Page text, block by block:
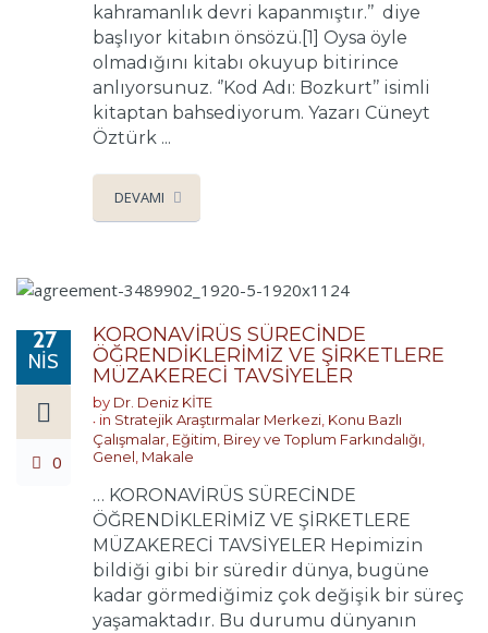
kahramanlık devri kapanmıştır.’’ diye
başlıyor kitabın önsözü.[1] Oysa öyle
olmadığını kitabı okuyup bitirince
anlıyorsunuz. ‘’Kod Adı: Bozkurt’’ isimli
kitaptan bahsediyorum. Yazarı Cüneyt
Öztürk ...
DEVAMI
27
NIS
0
KORONAVİRÜS SÜRECİNDE
ÖĞRENDİKLERİMİZ VE ŞİRKETLERE
MÜZAKERECİ TAVSİYELER
by Dr. Deniz KİTE
in Stratejik Araştırmalar Merkezi, Konu Bazlı
Çalışmalar, Eğitim, Birey ve Toplum Farkındalığı,
Genel, Makale
… KORONAVİRÜS SÜRECİNDE
ÖĞRENDİKLERİMİZ VE ŞİRKETLERE
MÜZAKERECİ TAVSİYELER Hepimizin
bildiği gibi bir süredir dünya, bugüne
kadar görmediğimiz çok değişik bir süreç
yaşamaktadır. Bu durumu dünyanın